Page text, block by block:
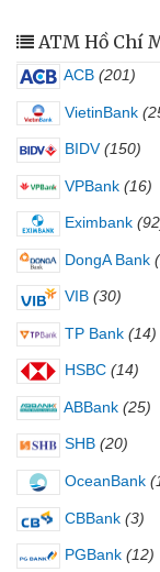
ATM Hồ Chí
ACB (201)
VietinBank
BIDV (150)
VPBank (16)
Eximbank
DongA Bank
VIB (30)
TP Bank (14)
HSBC (14)
ABBank (25)
SHB (20)
OceanBank
CBBank (3)
PGBank (12)